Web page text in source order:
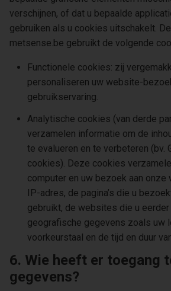
verschijnen, of dat u bepaalde
gebruiken als u cookies uitschakelt.
metsense.be gebruikt de volgende
Functionele cookies: zij
personaliseren uw website-
gebruikservaring.
Analytische cookies (van derde
verzamelen informatie om de
te evalueren en te verbeteren (bv.
cookies). Deze cookies
computer en uw bezoek aan
IP-adres, de pagina’s die u
gebruikt, de websites die u
geografische gegevens zoals uw
voorkeurstaal en de tijd en duur
6. Wie heeft er toegang
gegevens?